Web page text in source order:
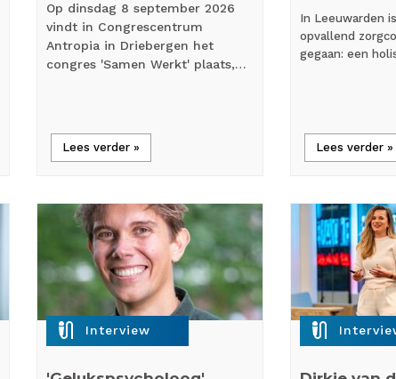
Op dinsdag 8 september 2026
vindt in Congrescentrum
Antropia in Driebergen het
congres 'Samen Werkt' plaats,…
Lees verder »
In Leeuwarden
opvallend
gegaan: een
Lees verder »
mic_external_on Interview mic_external_on